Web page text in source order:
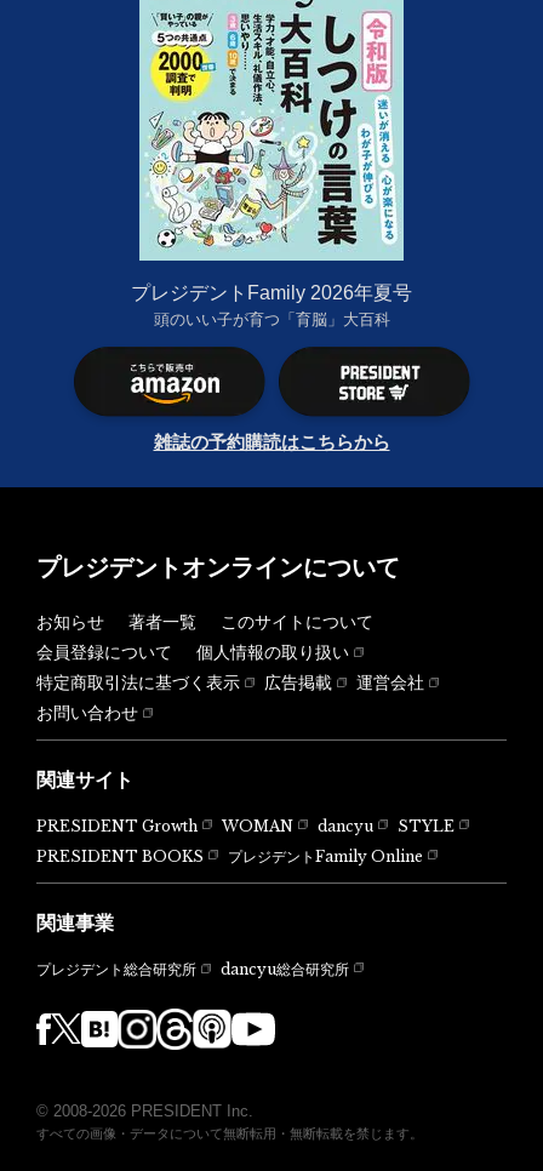
プレジデントFamily 2026年夏号
頭のいい子が育つ「育脳」大百科
雑誌の予約購読はこちらから
プレジデントオンラインについて
お知らせ 著者一覧
このサイトについて
会員登録について
個人情報の取り扱い
特定商取引法に基づく表示
広告掲載
運営会社
お問い合わせ
関連サイト
PRESIDENT Growth WOMAN dancyu
STYLE
PRESIDENT BOOKS
プレジデントFamily Online
関連事業
プレジデント総合研究所 dancyu総合研究所
© 2008-2026 PRESIDENT Inc.
すべての画像・データについて無断転用・無断転載を禁じます。